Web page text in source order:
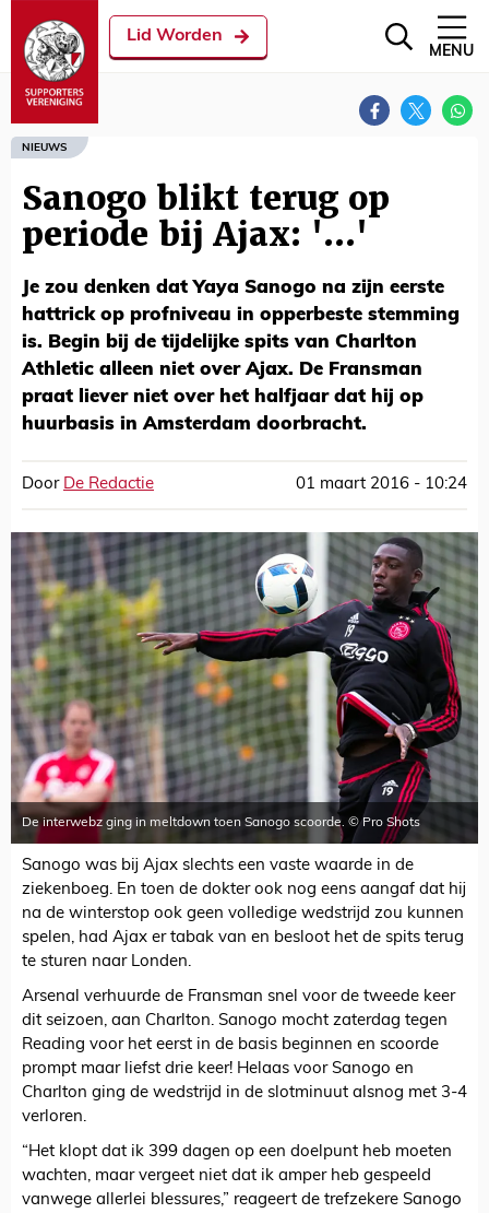
Lid Worden
MENU
NIEUWS
Sanogo blikt terug op
periode bij Ajax: '...'
Je zou denken dat Yaya Sanogo na zijn eerste
hattrick op profniveau in opperbeste stemming
is. Begin bij de tijdelijke spits van Charlton
Athletic alleen niet over Ajax. De Fransman
praat liever niet over het halfjaar dat hij op
huurbasis in Amsterdam doorbracht.
Door De Redactie 01 maart 2016 - 10:24
De interwebz ging in meltdown toen Sanogo scoorde. © Pro Shots
Sanogo was bij Ajax slechts een vaste waarde in de
ziekenboeg. En toen de dokter ook nog eens aangaf dat hij
na de winterstop ook geen volledige wedstrijd zou kunnen
spelen, had Ajax er tabak van en besloot het de spits terug
te sturen naar Londen.
Arsenal verhuurde de Fransman snel voor de tweede keer
dit seizoen, aan Charlton. Sanogo mocht zaterdag tegen
Reading voor het eerst in de basis beginnen en scoorde
prompt maar liefst drie keer! Helaas voor Sanogo en
Charlton ging de wedstrijd in de slotminuut alsnog met 3-4
verloren.
“Het klopt dat ik 399 dagen op een doelpunt heb moeten
wachten, maar vergeet niet dat ik amper heb gespeeld
vanwege allerlei blessures,” reageert de trefzekere Sanogo